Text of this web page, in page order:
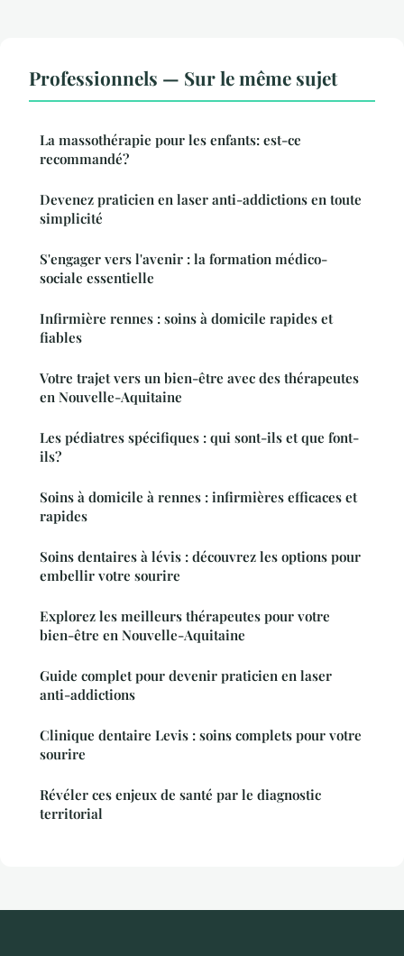
Professionnels — Sur le même sujet
La massothérapie pour les enfants: est-ce
recommandé?
Devenez praticien en laser anti-addictions en toute
simplicité
S'engager vers l'avenir : la formation médico-
sociale essentielle
Infirmière rennes : soins à domicile rapides et
fiables
Votre trajet vers un bien-être avec des thérapeutes
en Nouvelle-Aquitaine
Les pédiatres spécifiques : qui sont-ils et que font-
ils?
Soins à domicile à rennes : infirmières efficaces et
rapides
Soins dentaires à lévis : découvrez les options pour
embellir votre sourire
Explorez les meilleurs thérapeutes pour votre
bien-être en Nouvelle-Aquitaine
Guide complet pour devenir praticien en laser
anti-addictions
Clinique dentaire Levis : soins complets pour votre
sourire
Révéler ces enjeux de santé par le diagnostic
territorial